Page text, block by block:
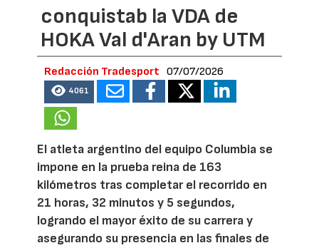
conquistab la VDA de
HOKA Val d'Aran by UTM
Redacción Tradesport 07/07/2026
4061
El atleta argentino del equipo Columbia se
impone en la prueba reina de 163
kilómetros tras completar el recorrido en
21 horas, 32 minutos y 5 segundos,
logrando el mayor éxito de su carrera y
asegurando su presencia en las finales de